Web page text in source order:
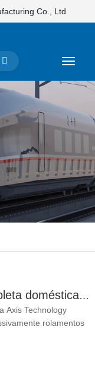
Co., Ltd
A gama completa doméstica de rolamentos da caixa de engrenagens de energia eólica de 8 MW da Axis Technology saiu com sucesso da linha de montagem
Axis Technology
rolamentos
de energia
e 6.XMW no campo